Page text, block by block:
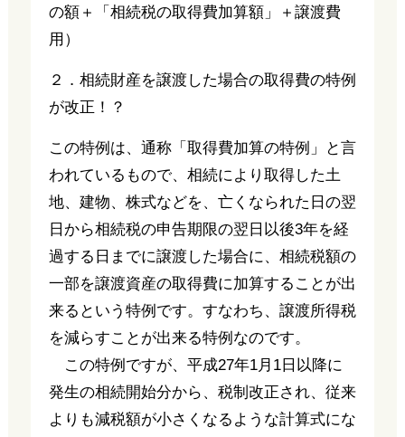
の額＋「相続税の取得費加算額」＋譲渡費
用）
２．相続財産を譲渡した場合の取得費の特例
が改正！？
この特例は、通称「取得費加算の特例」と言
われているもので、相続により取得した土
地、建物、株式などを、亡くなられた日の翌
日から相続税の申告期限の翌日以後3年を経
過する日までに譲渡した場合に、相続税額の
一部を譲渡資産の取得費に加算することが出
来るという特例です。すなわち、譲渡所得税
を減らすことが出来る特例なのです。
この特例ですが、平成27年1月1日以降に
発生の相続開始分から、税制改正され、従来
よりも減税額が小さくなるような計算式にな